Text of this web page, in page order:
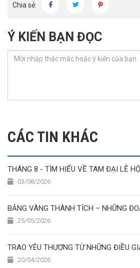
Chia sẻ:
Ý KIẾN BẠN ĐỌC
CÁC TIN KHÁC
THÁNG 8 - TÌM HIỂU VỀ TAM ĐẠI LỄ
03/08/2026
25/05/2026
20/04/2026